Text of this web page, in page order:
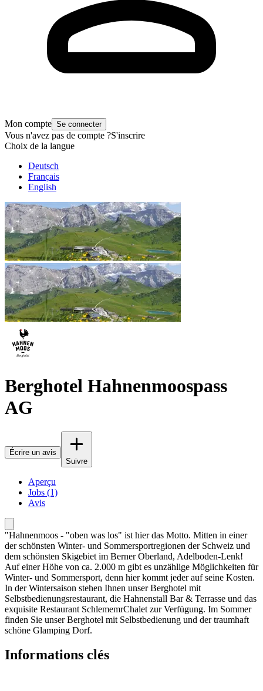
Mon compte Se connecter
Vous n'avez pas de compte ?S'inscrire
Choix de la langue
Deutsch
Français
English
Berghotel Hahnenmoospass
AG
Écrire un avis
Suivre
Aperçu
Jobs (1)
Avis
"Hahnenmoos - "oben was los" ist hier das Motto. Mitten in einer
der schönsten Winter- und Sommersportregionen der Schweiz und
dem schönsten Skigebiet im Berner Oberland, Adelboden-Lenk!
Auf einer Höhe von ca. 2.000 m gibt es unzählige Möglichkeiten für
Winter- und Sommersport, denn hier kommt jeder auf seine Kosten.
In der Wintersaison stehen Ihnen unser Berghotel mit
Selbstbedienungsrestaurant, die Hahnenstall Bar & Terrasse und das
exquisite Restaurant SchlememrChalet zur Verfügung. Im Sommer
finden Sie unser Berghotel mit Selbstbedienung und der traumhaft
schöne Glamping Dorf.
Informations clés